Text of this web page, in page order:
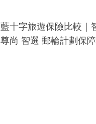
藍十字旅遊保險比較｜
尊尚 智選 郵輪計劃保